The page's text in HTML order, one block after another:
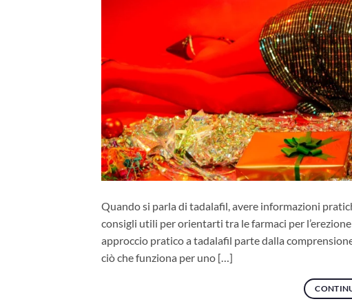
Quando si parla di tadalafil, avere informazioni
consigli utili per orientarti tra le farmaci per
approccio pratico a tadalafil parte dalla
ciò che funziona per uno […]